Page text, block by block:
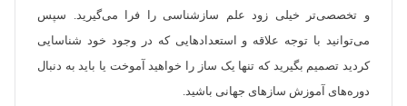
و تخصصی‌تر خیلی زود علم سازشناسی را فرا می‌گیرید. سپس
می‌توانید با توجه علاقه و استعداد‌هایی که در وجود خود شناسایی
کردید تصمیم بگیرید که تنها یک ساز را خواهید آموخت یا باید به دنبال
دوره‌های آموزش ساز‌های جهانی باشید.